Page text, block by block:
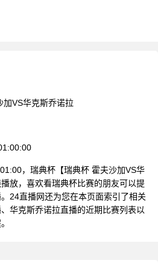
加VS华克斯乔诺拉
，瑞典杯【瑞典杯 霍夫沙加VS华
放，喜欢看瑞典杯比赛的朋友可以提
24直播网还为您在本页面索引了相关
华克斯乔诺拉直播的近期比赛列表以